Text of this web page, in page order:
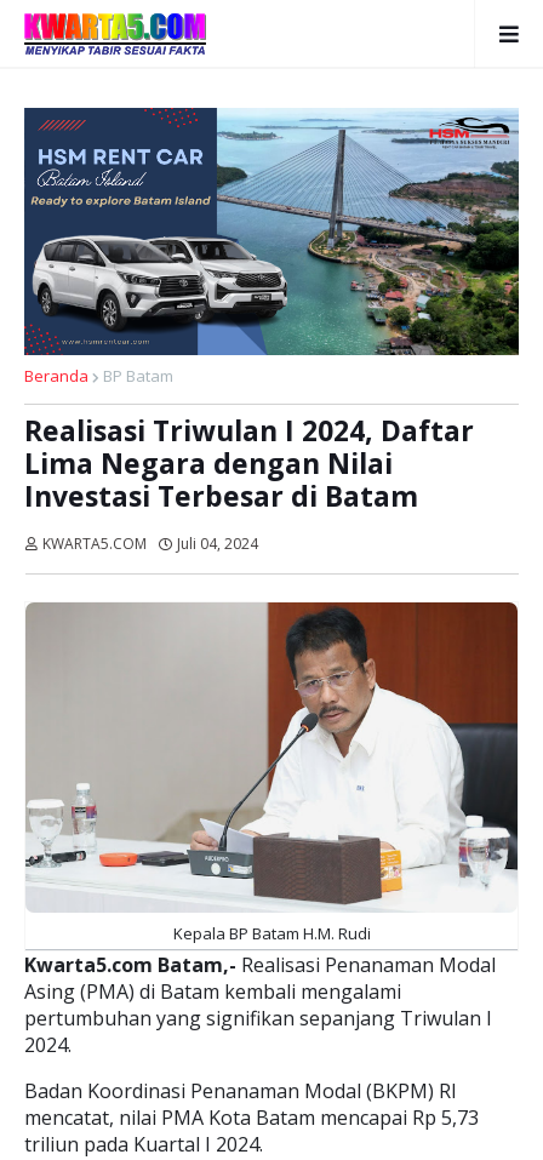
Beranda BP Batam
Realisasi Triwulan I 2024, Daftar
Lima Negara dengan Nilai
Investasi Terbesar di Batam
KWARTA5.COM Juli 04, 2024
Kepala BP Batam H.M. Rudi
Kwarta5.com Batam,- Realisasi Penanaman Modal
Asing (PMA) di Batam kembali mengalami
pertumbuhan yang signifikan sepanjang Triwulan I
2024.
Badan Koordinasi Penanaman Modal (BKPM) RI
mencatat, nilai PMA Kota Batam mencapai Rp 5,73
triliun pada Kuartal I 2024.